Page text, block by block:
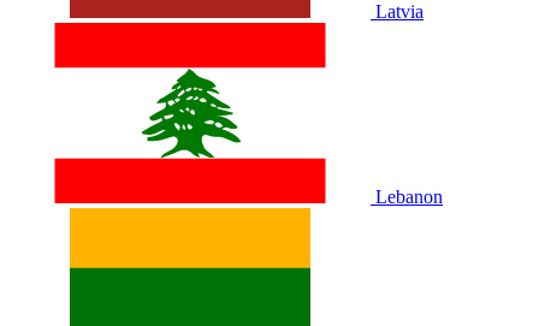
Latvia
Lebanon